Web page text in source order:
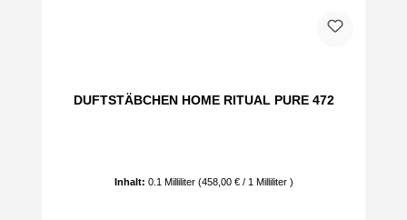
DUFTSTÄBCHEN HOME RITUAL PURE 472
Inhalt: 0.1 Milliliter (458,00 € / 1 Milliliter )